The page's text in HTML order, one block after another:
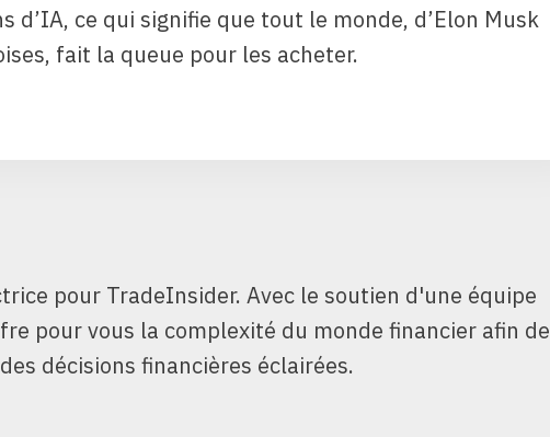
d’IA, ce qui signifie que tout le monde, d’Elon Musk
fait la queue pour les acheter.
pour TradeInsider. Avec le soutien d'une équipe
pour vous la complexité du monde financier afin de
décisions financières éclairées.